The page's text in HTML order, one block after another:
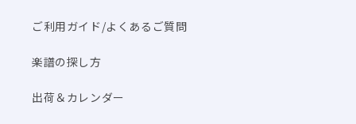
ご利用ガイド/よくあるご質問
楽譜の探し方
出荷＆カレンダー